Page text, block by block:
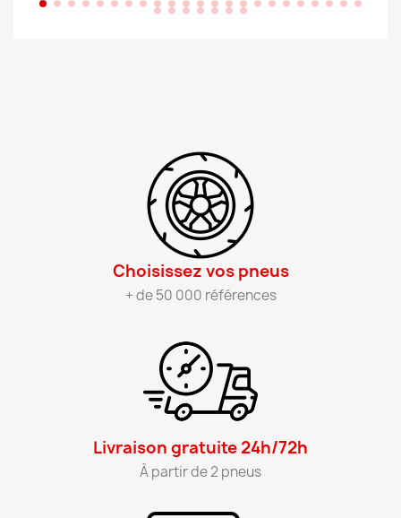
Choisissez vos pneus​
+ de 50 000 références
Livraison gratuite 24h/72h​
À partir de 2 pneus​